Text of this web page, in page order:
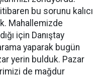
bu sorunu kalıcı
Mahallemizde
için Danıştay
yaparak bugün
yerin bulduk. Pazar
de mağdur